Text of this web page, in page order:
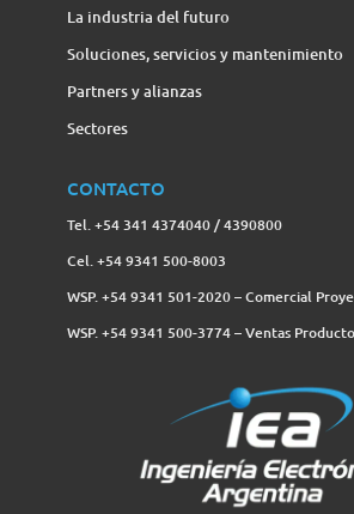
La industria del futuro
Soluciones, servicios y mantenimiento
Partners y alianzas
Sectores
CONTACTO
Tel. +54 341 4374040 / 4390800
Cel. +54 9341 500-8003
WSP. +54 9341 501-2020 – Comercial
WSP. +54 9341 500-3774‬ – Ventas